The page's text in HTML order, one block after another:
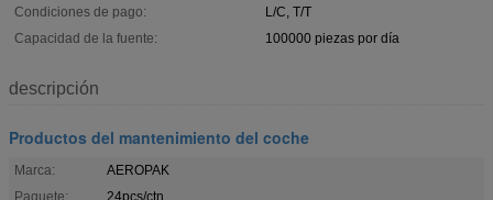
Condiciones de pago:
L/C, T/T
Capacidad de la fuente:
100000 piezas por día
descripción
Productos del mantenimiento del coche
Marca:
AEROPAK
Paquete:
24pcs/ctn